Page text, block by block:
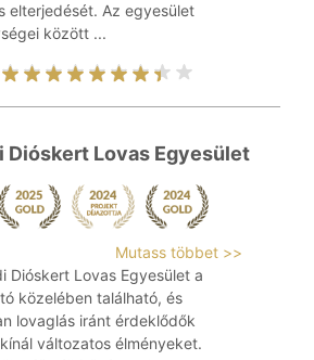
elterjedését. Az egyesület
között ...
Dióskert Lovas Egyesület
Mutass többet >>
Dióskert Lovas Egyesület a
közelében található, és
lovaglás iránt érdeklődők
változatos élményeket.